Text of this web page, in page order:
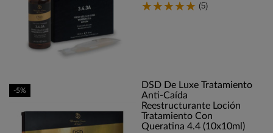
(5)
DSD De Luxe Tratamiento
Anti-Caída
Reestructurante Loción
Tratamiento Con
Queratina 4.4 (10x10ml)
-5%